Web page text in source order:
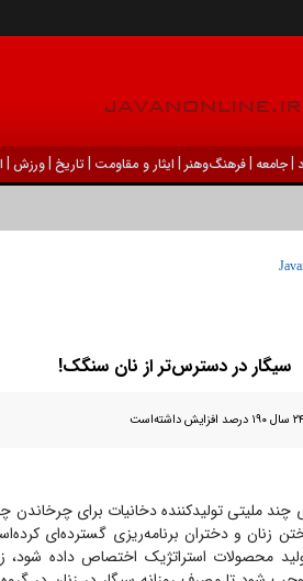
|جامعه |فرهنگ‌و‌هنر | ایثار و مقاومت |تاریخ |ورزش |
سیگار در دسترس‌تر از نان سنگک!
ملیتی تولیدکننده دخانیات برای چرخاندن
زنان و دختران برنامه‌ریزی گسترده‌ای
محصولات استراتژیک اختصاص داده شود،